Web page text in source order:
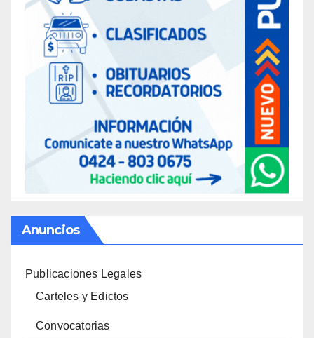
Anuncios
Publicaciones Legales
Carteles y Edictos
Convocatorias